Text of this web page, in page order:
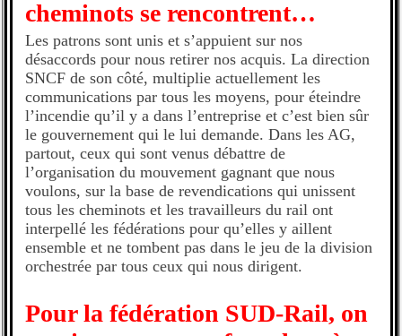
cheminots se rencontrent…
Les patrons sont unis et s’appuient sur nos
désaccords pour nous retirer nos acquis. La direction
SNCF de son côté, multiplie actuellement les
communications par tous les moyens, pour éteindre
l’incendie qu’il y a dans l’entreprise et c’est bien sûr
le gouvernement qui le lui demande. Dans les AG,
partout, ceux qui sont venus débattre de
l’organisation du mouvement gagnant que nous
voulons, sur la base de revendications qui unissent
tous les cheminots et les travailleurs du rail ont
interpellé les fédérations pour qu’elles y aillent
ensemble et ne tombent pas dans le jeu de la division
orchestrée par tous ceux qui nous dirigent.
Pour la fédération SUD-Rail, on